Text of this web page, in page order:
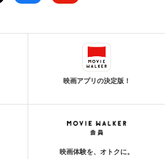
映画アプリの決定版！
映画体験を、オトクに。